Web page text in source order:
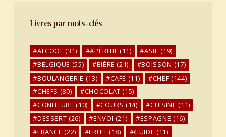
Livres par mots-clés
ALCOOL (31) APÉRITIF (11) ASIE (19)
BELGIQUE (55) BIÈRE (21) BOISSON (17)
BOULANGERIE (13) CAFÉ (11) CHEF (144)
CHEFS (80) CHOCOLAT (15)
CONFITURE (10) COURS (14) CUISINE (11)
DESSERT (26) ENVOI (21) ESPAGNE (16)
FRANCE (22) FRUIT (18) GUIDE (11)